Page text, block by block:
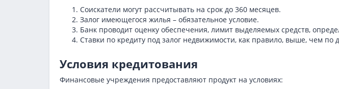
Соискатели могут рассчитывать на срок до 360 месяцев.
Залог имеющегося жилья – обязательное условие.
Банк проводит оценку обеспечения, лимит выделяемых средств,
Ставки по кредиту под залог недвижимости, как правило, выше, чем по
Условия кредитования
Финансовые учреждения предоставляют продукт на условиях: